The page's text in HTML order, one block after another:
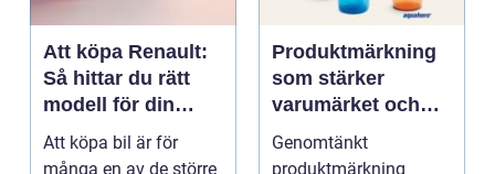
Att köpa Renault:
Så hittar du rätt
modell för din
vardag
Att köpa bil är för
många en av de större
Produktmärkning
som stärker
varumärket och
förenklar vardagen
Genomtänkt
produktmärkning